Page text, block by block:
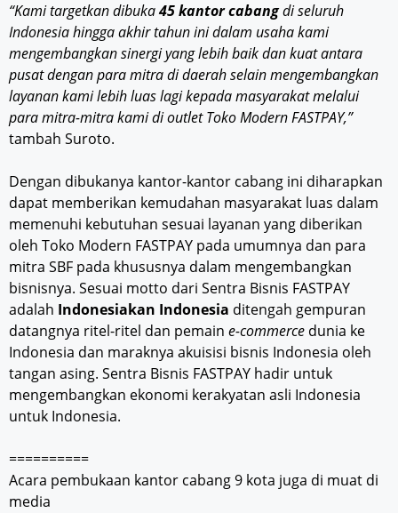
“Kami targetkan dibuka45 kantor cabangdi seluruh
Indonesia hingga akhir tahun ini dalam usaha kami
mengembangkan sinergi yang lebih baik dan kuat antara
pusat dengan para mitra di daerah selain mengembangkan
layanan kami lebih luas lagi kepada masyarakat melalui
para mitra-mitra kami di outlet Toko Modern FASTPAY,”
tambah Suroto.
Dengan dibukanya kantor-kantor cabang ini diharapkan
dapat memberikan kemudahan masyarakat luas dalam
memenuhi kebutuhan sesuai layanan yang diberikan
oleh Toko Modern FASTPAY pada umumnya dan para
mitra SBF pada khususnya dalam mengembangkan
bisnisnya. Sesuai motto dari Sentra Bisnis FASTPAY
adalah Indonesiakan Indonesia ditengah gempuran
datangnya ritel-ritel dan pemain e-commerce dunia ke
Indonesia dan maraknya akuisisi bisnis Indonesia oleh
tangan asing. Sentra Bisnis FASTPAY hadir untuk
mengembangkan ekonomi kerakyatan asli Indonesia
untuk Indonesia.
==========
Acara pembukaan kantor cabang 9 kota juga di muat di
media